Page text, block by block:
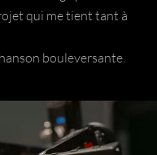
qui me tient tant à
bouleversante.